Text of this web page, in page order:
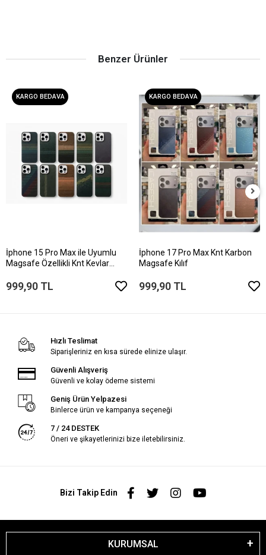
Benzer Ürünler
KARGO BEDAVA
İphone 15 Pro Max ile Uyumlu
Magsafe Özellikli Knt Kevlar
999,90 TL
KARGO BEDAVA
İphone 17 Pro Max Knt Karbon
Magsafe Kılıf
999,90 TL
Hızlı Teslimat
Siparişleriniz en kısa sürede elinize ulaşır.
Güvenli Alışveriş
Güvenli ve kolay ödeme sistemi
Geniş Ürün Yelpazesi
Binlerce ürün ve kampanya seçeneği
7 / 24 DESTEK
Öneri ve şikayetlerinizi bize iletebilirsiniz.
Bizi Takip Edin
KURUMSAL